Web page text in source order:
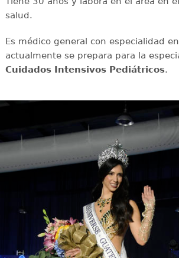
salud.
Es médico general con especialidad en
actualmente se prepara para la
Cuidados Intensivos Pediátricos.